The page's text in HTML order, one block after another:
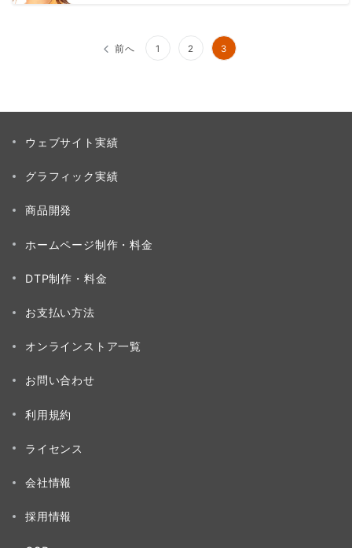
ジ
送
前へ 1 2 3
ウェブサイト実績
グラフィック実績
商品開発
ホームページ制作・料金
DTP制作・料金
お支払い方法
オンラインストア一覧
お問い合わせ
利用規約
ライセンス
会社情報
採用情報